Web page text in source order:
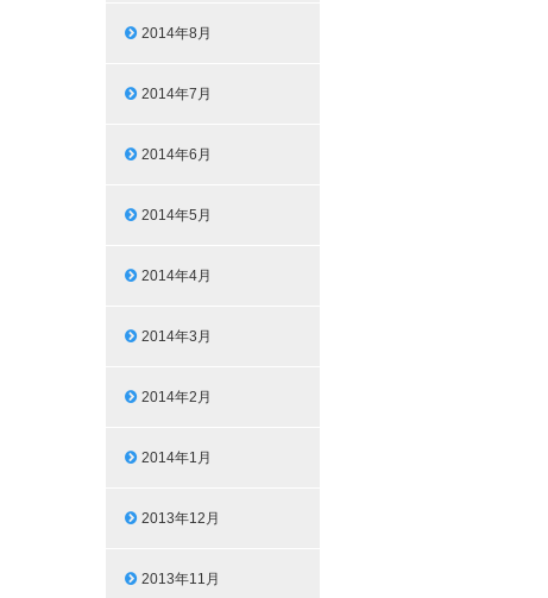
2014年8月
2014年7月
2014年6月
2014年5月
2014年4月
2014年3月
2014年2月
2014年1月
2013年12月
2013年11月